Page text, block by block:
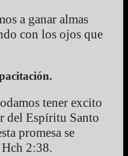
a ganar almas
con los ojos que
tener excito
del Espíritu Santo
promesa se
2:38.